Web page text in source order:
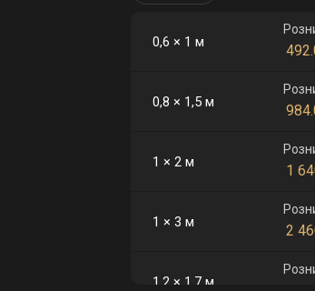
0,6 × 1 м
0,8 × 1,5 м
1 × 2 м 1
1 × 3 м 2
1,2 × 1,7 м